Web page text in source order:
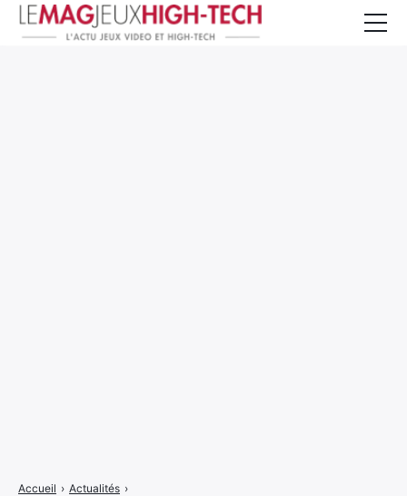
Accueil › Actualités ›